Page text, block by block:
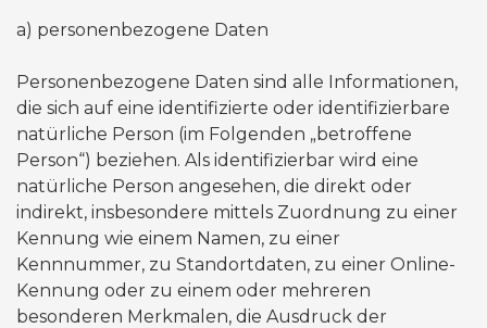
​​a) personenbezogene Daten
Personenbezogene Daten sind alle Informationen,
die sich auf eine identifizierte oder identifizierbare
natürliche Person (im Folgenden „betroffene
Person“) beziehen. Als identifizierbar wird eine
natürliche Person angesehen, die direkt oder
indirekt, insbesondere mittels Zuordnung zu einer
Kennung wie einem Namen, zu einer
Kennnummer, zu Standortdaten, zu einer Online-
Kennung oder zu einem oder mehreren
besonderen Merkmalen, die Ausdruck der